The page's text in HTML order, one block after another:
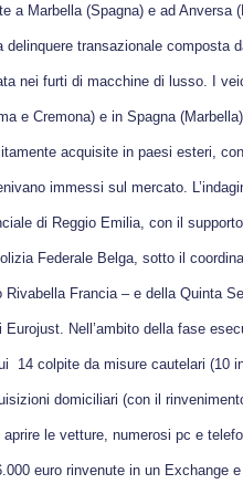
a Marbella (Spagna) e ad
delinquere transazionale
nei furti di macchine di lusso. I
e Cremona) e in Spagna
acquisite in paesi esteri,
immessi sul mercato.
di Reggio Emilia, con il
Federale Belga, sotto il
Francia – e della Quinta
Nell’ambito della fase
14 colpite da misure cautelari (10
domiciliari (con il
le vetture, numerosi pc e
euro rinvenute in un Exchange